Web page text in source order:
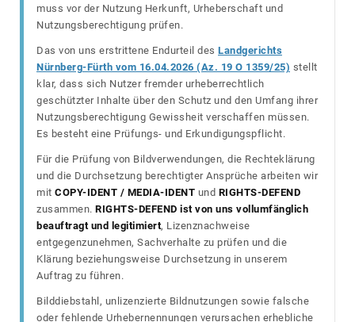
muss vor der Nutzung Herkunft, Urheberschaft und
Nutzungsberechtigung prüfen.
Das von uns erstrittene Endurteil des Landgerichts
Nürnberg-Fürth vom 16.04.2026 (Az. 19 O 1359/25) stellt
klar, dass sich Nutzer fremder urheberrechtlich
geschützter Inhalte über den Schutz und den Umfang ihrer
Nutzungsberechtigung Gewissheit verschaffen müssen.
Es besteht eine Prüfungs- und Erkundigungspflicht.
Für die Prüfung von Bildverwendungen, die Rechteklärung
und die Durchsetzung berechtigter Ansprüche arbeiten wir
mit COPY-IDENT / MEDIA-IDENT und RIGHTS-DEFEND
zusammen. RIGHTS-DEFEND ist von uns vollumfänglich
beauftragt und legitimiert, Lizenznachweise
entgegenzunehmen, Sachverhalte zu prüfen und die
Klärung beziehungsweise Durchsetzung in unserem
Auftrag zu führen.
Bilddiebstahl, unlizenzierte Bildnutzungen sowie falsche
oder fehlende Urhebernennungen verursachen erhebliche